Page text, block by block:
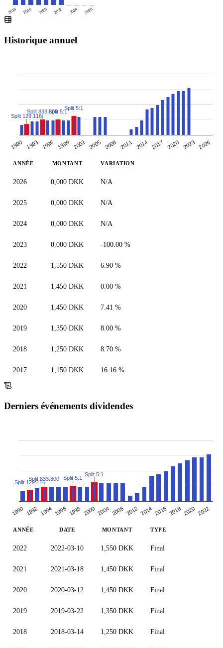
2016 2018 2020 2022 2024 2026
Historique annuel
1990 1993 1996 1999 2002 2005 2008 2011 2014 2017 2020 2023 2026
Split 129:116
Split 833:800Split 5:1
Split 5:1
ANNÉE MONTANT VARIATION
2026 0,000 DKK N/A
2025 0,000 DKK N/A
2024 0,000 DKK N/A
2023 0,000 DKK -100.00 %
2022 1,550 DKK 6.90 %
2021 1,450 DKK 0.00 %
2020 1,450 DKK 7.41 %
2019 1,350 DKK 8.00 %
2018 1,250 DKK 8.70 %
2017 1,150 DKK 16.16 %
Derniers événements dividendes
1990 1992 1994 1996 1998 2000 2004 2006 2012 2014 2016 2018 2020 2022
Split 129:116
Split 833:800 Split 5:1
Split 5:1
ANNÉE DATE MONTANT TYPE
2022 2022-03-10 1,550 DKK Final
2021 2021-03-18 1,450 DKK Final
2020 2020-03-12 1,450 DKK Final
2019 2019-03-22 1,350 DKK Final
2018 2018-03-14 1,250 DKK Final